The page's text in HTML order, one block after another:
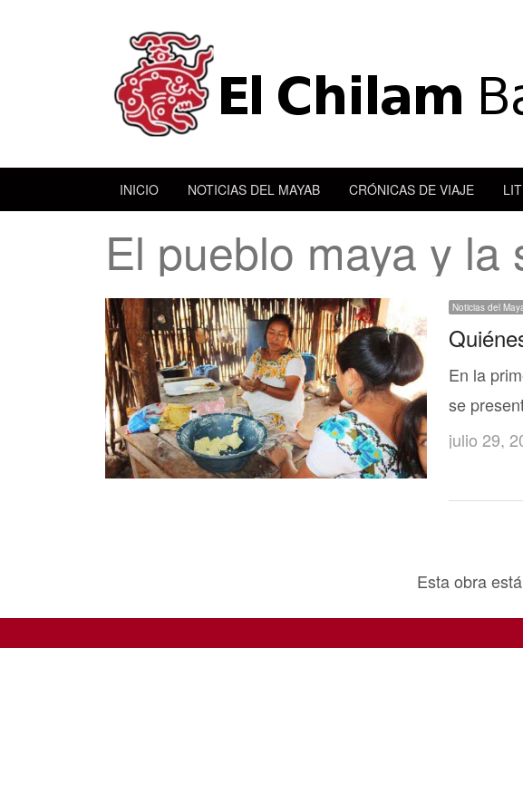
INICIO NOTICIAS DEL MAYAB CRÓNICAS DE VIAJE
El pueblo maya y la
Noticias del
En la
se
julio 29,
Esta obra